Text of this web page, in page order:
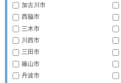
加古川市
西脇市
三木市
川西市
三田市
篠山市
丹波市